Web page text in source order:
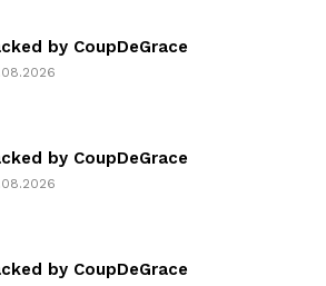
by CoupDeGrace
by CoupDeGrace
by CoupDeGrace